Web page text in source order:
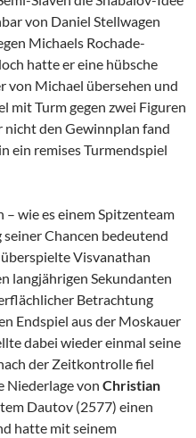
von Daniel Stellwagen
Michaels Rochade-
hatte er eine hübsche
von Michael übersehen und
mit Turm gegen zwei Figuren
nicht den Gewinnplan fand
ein remises Turmendspiel
wie es einem Spitzenteam
Chancen bedeutend
Visvanathan
langjährigen Sekundanten
Betrachtung
Endspiel aus der Moskauer
dabei wieder einmal seine
der Zeitkontrolle fiel
Niederlage von Christian
Dautov (2577) einen
hatte mit seinem